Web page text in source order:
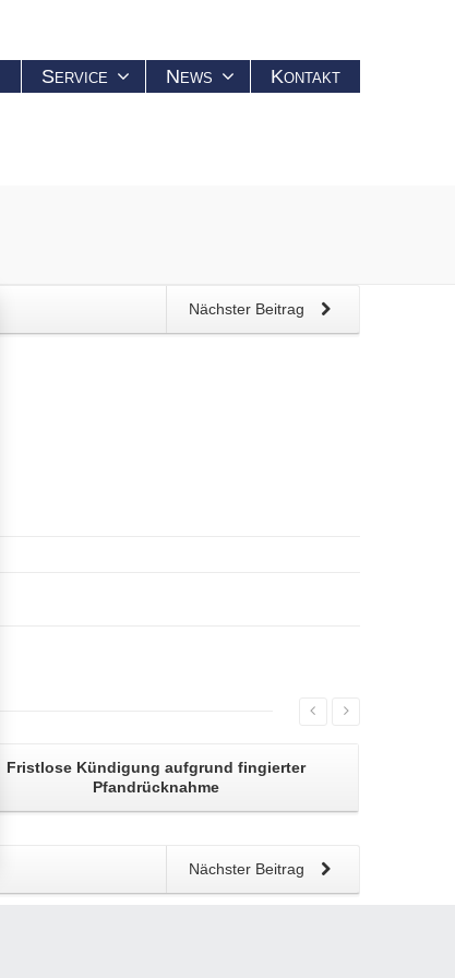
Service News Kontakt
Nächster Beitrag
Fristlose Kündigung aufgrund fingierter
Pfandrücknahme
Nächster Beitrag